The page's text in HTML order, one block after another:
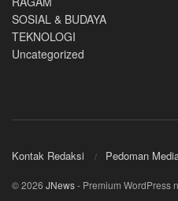
SOSIAL & BUDAYA
TEKNOLOGI
Uncategorized
Kontak Redaksi Pedoman
© 2026 JNews- Premium WordPress